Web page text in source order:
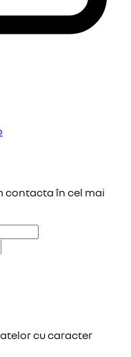
contacta în cel mai
cu caracter